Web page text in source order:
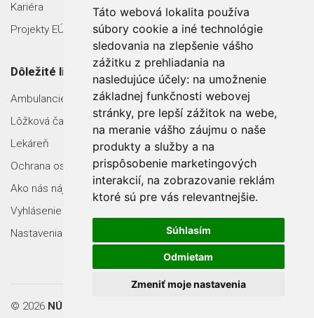
Táto webová lokalita používa
súbory cookie a iné technológie
sledovania na zlepšenie vášho
zážitku z prehliadania na
nasledujúce účely: na umožnenie
základnej funkčnosti webovej
stránky, pre lepší zážitok na webe,
na meranie vášho záujmu o naše
produkty a služby a na
prispôsobenie marketingových
interakcií, na zobrazovanie reklám
ktoré sú pre vás relevantnejšie.
Súhlasím
Odmietam
Zmeniť moje nastavenia
Kariéra
Projekty EÚ
Dôležité linky
Ambulancie
Lôžková časť
Lekáreň
Ochrana osobných údajov
Ako nás nájdete
Vyhlásenie o prístupnosti
Nastavenia Cookies
© 2026 NÚRCH